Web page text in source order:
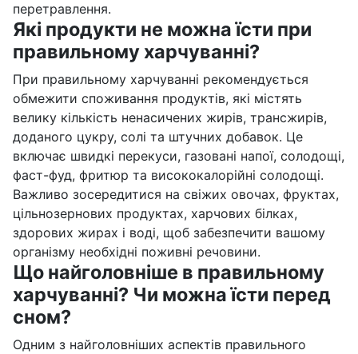
перетравлення.
Які продукти не можна їсти при
правильному харчуванні?
При правильному харчуванні рекомендується
обмежити споживання продуктів, які містять
велику кількість ненасичених жирів, трансжирів,
доданого цукру, солі та штучних добавок. Це
включає швидкі перекуси, газовані напої, солодощі,
фаст-фуд, фритюр та висококалорійні солодощі.
Важливо зосередитися на свіжих овочах, фруктах,
цільнозернових продуктах, харчових білках,
здорових жирах і воді, щоб забезпечити вашому
організму необхідні поживні речовини.
Що найголовніше в правильному
харчуванні? Чи можна їсти перед
сном?
Одним з найголовніших аспектів правильного